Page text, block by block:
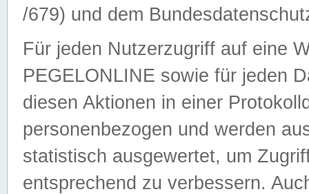
/679) und dem
Für jeden Nutzerzugriff auf eine
PEGELONLINE sowie für jeden
diesen Aktionen in einer
personenbezogen und werden
statistisch ausgewertet, um
entsprechend zu verbessern.